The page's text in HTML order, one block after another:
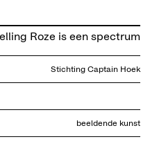
Roze is een spectrum
Stichting Captain Hoek
beeldende kunst